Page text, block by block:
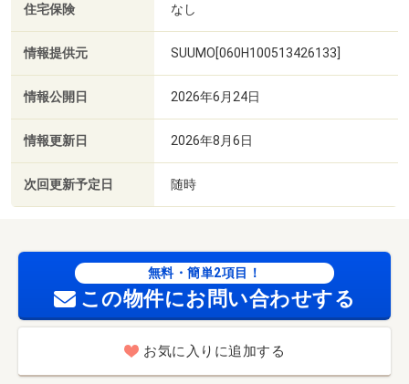
住宅保険 なし
情報提供元 SUUMO[060H100513426133]
情報公開日 2026年6月24日
情報更新日 2026年8月6日
次回更新予定日 随時
無料・簡単2項目！
この物件にお問い合わせする
お気に入りに追加する